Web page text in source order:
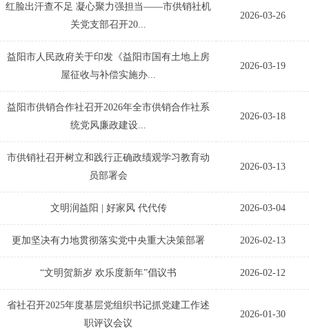
红脸出汗查不足 凝心聚力强担当——市供销社机
关党支部召开20...
2026-03-26
益阳市人民政府关于印发《益阳市国有土地上房
屋征收与补偿实施办...
2026-03-19
益阳市供销合作社召开2026年全市供销合作社系
统党风廉政建设...
2026-03-18
市供销社召开树立和践行正确政绩观学习教育动
员部署会
2026-03-13
文明润益阳 | 好家风 代代传 2026-03-04
更加坚决有力地贯彻落实党中央重大决策部署 2026-02-13
“文明贺新岁 欢乐度新年”倡议书 2026-02-12
省社召开2025年度基层党组织书记抓党建工作述
职评议会议
2026-01-30